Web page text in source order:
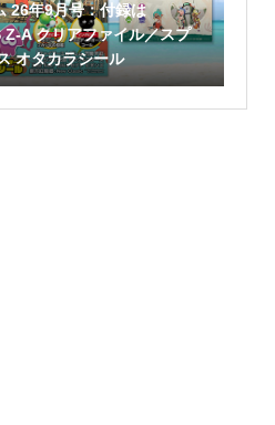
26年9月号：付録は
A クリアファイル／スプ
オタカラシール